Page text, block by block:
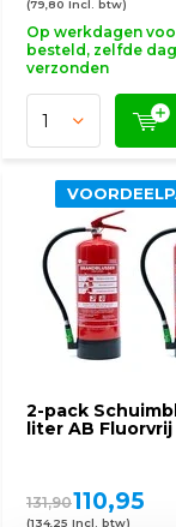
(79,80 Incl. btw)
Op werkdagen
besteld, zelfde dag
verzonden
2-pack
liter AB Fluorvrij
131,90110,95
(134,25 Incl. btw)